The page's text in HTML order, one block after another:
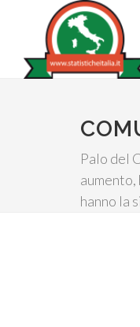
Palo del
aumento,
hanno la